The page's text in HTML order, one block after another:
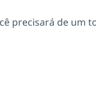
precisará de um